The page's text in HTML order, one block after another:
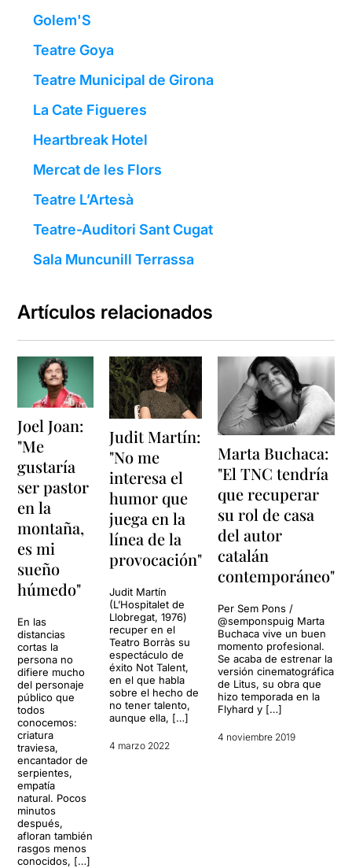
Golem'S
Teatre Goya
Teatre Municipal de Girona
La Cate Figueres
Heartbreak Hotel
Mercat de les Flors
Teatre L’Artesà
Teatre-Auditori Sant Cugat
Sala Muncunill Terrassa
Artículos relacionados
Joel Joan:
"Me
gustaría
ser pastor
en la
montaña,
es mi
sueño
húmedo"
En las
distancias
cortas la
persona no
difiere mucho
del personaje
público que
todos
conocemos:
criatura
traviesa,
encantador de
serpientes,
empatía
natural. Pocos
minutos
después,
afloran también
rasgos menos
conocidos, […]
Judit Martín:
"No me
interesa el
humor que
juega en la
línea de la
provocación"
Judit Martín
(L’Hospitalet de
Llobregat, 1976)
recuper en el
Teatro Borràs su
espectáculo de
éxito Not Talent,
en el que habla
sobre el hecho de
no tener talento,
aunque ella, […]
4 marzo 2022
Marta Buchaca:
"El TNC tendría
que recuperar
su rol de casa
del autor
catalán
contemporáneo"
Per Sem Pons /
@semponspuig Marta
Buchaca vive un buen
momento profesional.
Se acaba de estrenar la
versión cinematográfica
de Litus, su obra que
hizo temporada en la
Flyhard y […]
4 noviembre 2019